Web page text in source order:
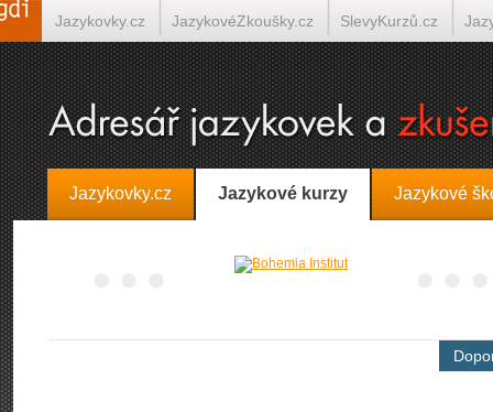
Jazykovky.cz Jazykové kurzy Jazykové
Jazykovky.cz JazykovéZkoušky.cz SlevyKurzů.cz
Španělština on-line Italština on-line Tlumočení-